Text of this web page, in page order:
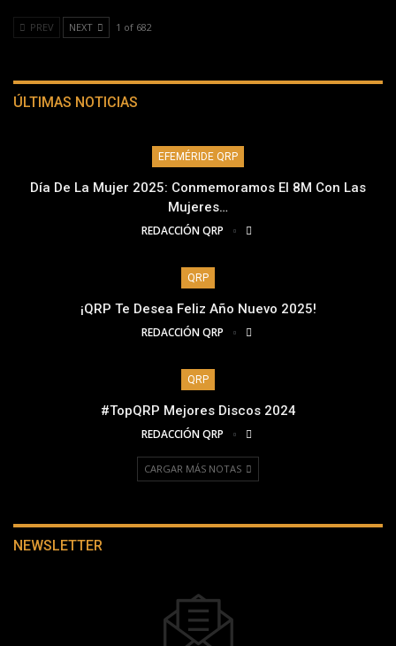
PREV NEXT 1 of 682
ÚLTIMAS NOTICIAS
EFEMÉRIDE QRP
Día De La Mujer 2025: Conmemoramos El 8M Con Las
Mujeres…
REDACCIÓN QRP
QRP
¡QRP Te Desea Feliz Año Nuevo 2025!
REDACCIÓN QRP
QRP
#TopQRP Mejores Discos 2024
REDACCIÓN QRP
CARGAR MÁS NOTAS
NEWSLETTER